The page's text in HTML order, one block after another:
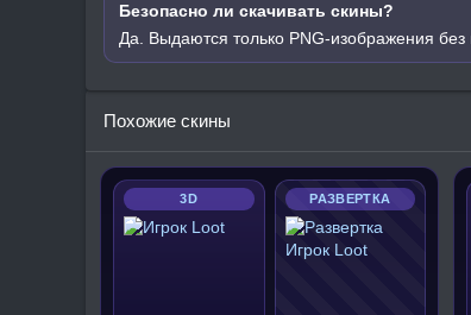
Безопасно ли скачивать скины?
Да. Выдаются только PNG-изображения
Похожие скины
3D РАЗВЕРТКА